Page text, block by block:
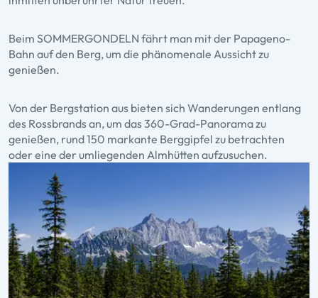
Beim SOMMERGONDELN fährt man mit der Papageno-
Bahn auf den Berg, um die phänomenale Aussicht zu
genießen.
Von der Bergstation aus bieten sich Wanderungen entlang
des Rossbrands an, um das 360-Grad-Panorama zu
genießen, rund 150 markante Berggipfel zu betrachten
oder eine der umliegenden Almhütten aufzusuchen.